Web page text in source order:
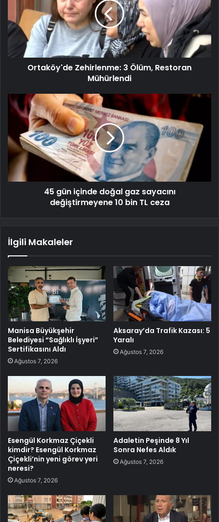
Ortaköy'de Zehirlenme: 3 Ölüm, Restoran
Mühürlendi
45 gün içinde doğal gaz sayacını
değiştirmeyene 10 bin TL ceza
İlgili Makaleler
Manisa Büyükşehir
Belediyesi “Sağlıklı İşyeri”
Sertifikasını Aldı
Ağustos 7, 2026
Aksaray’da Trafik Kazası: 5
Yaralı
Ağustos 7, 2026
Esengül Korkmaz Çiçekli
kimdir? Esengül Korkmaz
Çiçekli’nin yeni görev yeri
neresi?
Ağustos 7, 2026
Adaletin Peşinde 8 Yıl
Sonra Nefes Aldık
Ağustos 7, 2026